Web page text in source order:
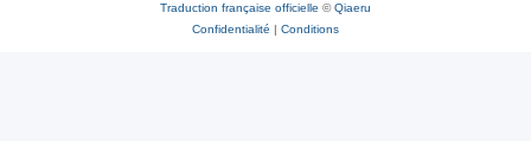
Traduction française officielle ©Qiaeru
Confidentialité | Conditions